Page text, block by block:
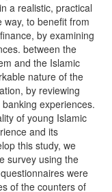
a realistic, practical
way, to benefit from
by examining
between the
and the Islamic
nature of the
by reviewing
experiences.
of young Islamic
and its
this study, we
survey using the
were
of the counters of